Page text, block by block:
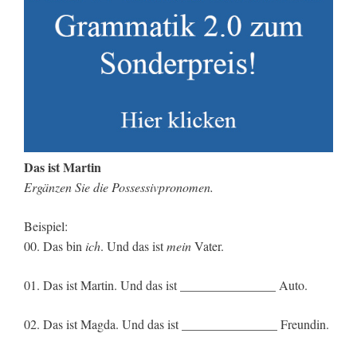
Das ist Martin
Ergänzen Sie die Possessivpronomen.
Beispiel:
00. Das bin ich. Und das istmeinVater.
01. Das ist Martin. Und das ist _______________ Auto.
02. Das ist Magda. Und das ist _______________ Freundin.